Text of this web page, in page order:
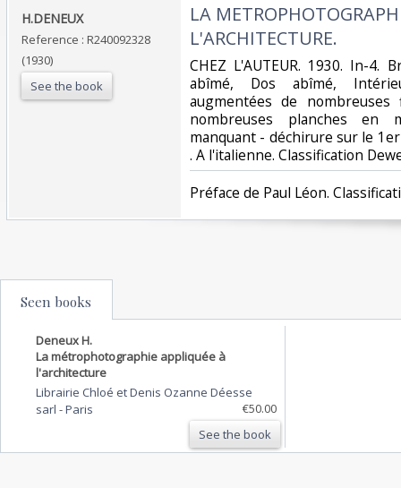
‎H.DENEUX‎
Reference : R240092328
(1930)
See the book
‎LA
L'ARCHITECTURE.‎
‎CHEZ L'AUTEUR. 1930. In-4.
abîmé, Dos abîmé,
augmentées de
nombreuses planches en
manquant - déchirure sur le
. A l'italienne. Classification
‎Préface de Paul Léon.
Seen books
Deneux H.
La métrophotographie appliquée à
l'architecture
Librairie Chloé et Denis Ozanne Déesse
sarl -Paris
€50.00
See the book